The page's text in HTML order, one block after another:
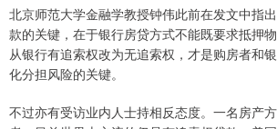
北京师范大学金融学教授钟伟此前在发文中指
款的关键，在于银行房贷方式不能既要求抵押
从银行有追索权改为无追索权，才是购房者和
化分担风险的关键。
不过亦有受访业内人士持相反态度。一名房产